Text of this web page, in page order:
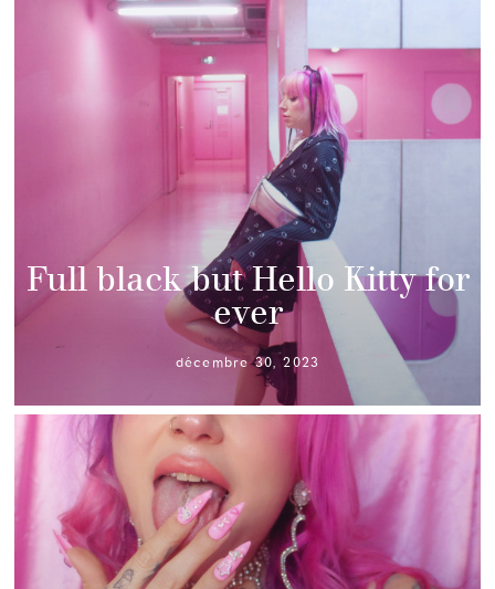
Full black but Hello Kitty for
ever
décembre 30, 2023